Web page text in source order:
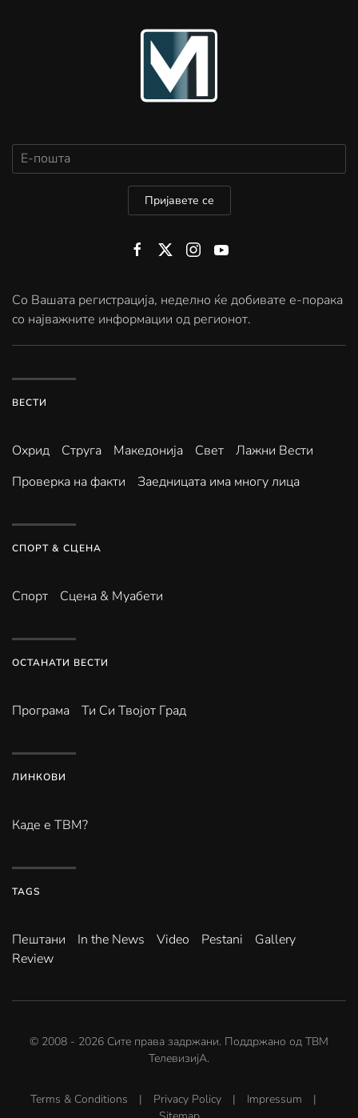
Пријавете се
Со Вашата регистрација, неделно ќе добивате е-порака
со најважните информации од регионот.
ВЕСТИ
Охрид Струга Македонија Свет
Лажни Вести
Проверка на факти
Заедницата има многу лица
СПОРТ & СЦЕНА
Спорт Сцена & Муабети
ОСТАНАТИ ВЕСТИ
Програма Ти Си Твојот Град
ЛИНКОВИ
Каде е ТВМ?
TAGS
Пештани In the News Video Pestani
Gallery
Review
© 2008 - 2026 Сите права задржани. Поддржано од ТВМ
ТелевизијА.
Terms & Conditions | Privacy Policy | Impressum |